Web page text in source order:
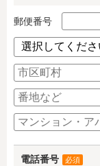
郵便番号
電話番号 必須